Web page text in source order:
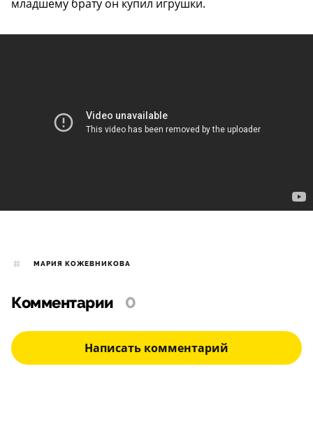
младшему брату он купил игрушки.
МАРИЯ КОЖЕВНИКОВА
Комментарии 0
Написать комментарий